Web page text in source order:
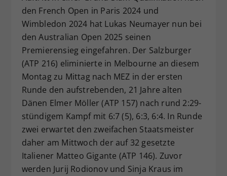
den French Open in Paris 2024 und
Wimbledon 2024 hat Lukas Neumayer nun bei
den Australian Open 2025 seinen
Premierensieg eingefahren. Der Salzburger
(ATP 216) eliminierte in Melbourne an diesem
Montag zu Mittag nach MEZ in der ersten
Runde den aufstrebenden, 21 Jahre alten
Dänen Elmer Möller (ATP 157) nach rund 2:29-
stündigem Kampf mit 6:7 (5), 6:3, 6:4. In Runde
zwei erwartet den zweifachen Staatsmeister
daher am Mittwoch der auf 32 gesetzte
Italiener Matteo Gigante (ATP 146). Zuvor
werden Jurij Rodionov und Sinja Kraus im
Zweck
Dieser Wert speichert Ihre Consent-
Einstellungen. Unter anderem eine
zufällig generierte ID, für die
historische Speicherung Ihrer
vorgenommen Einstellungen, falls der
Webseiten-Betreiber dies eingestellt
hat.